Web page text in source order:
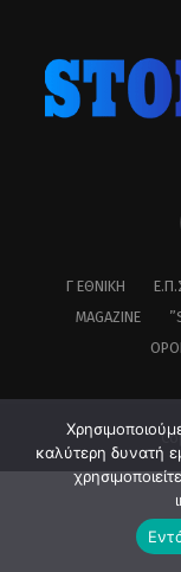
Γ ΕΘΝΙΚΉ
MAGAZINE
καλύτερη δυνατή